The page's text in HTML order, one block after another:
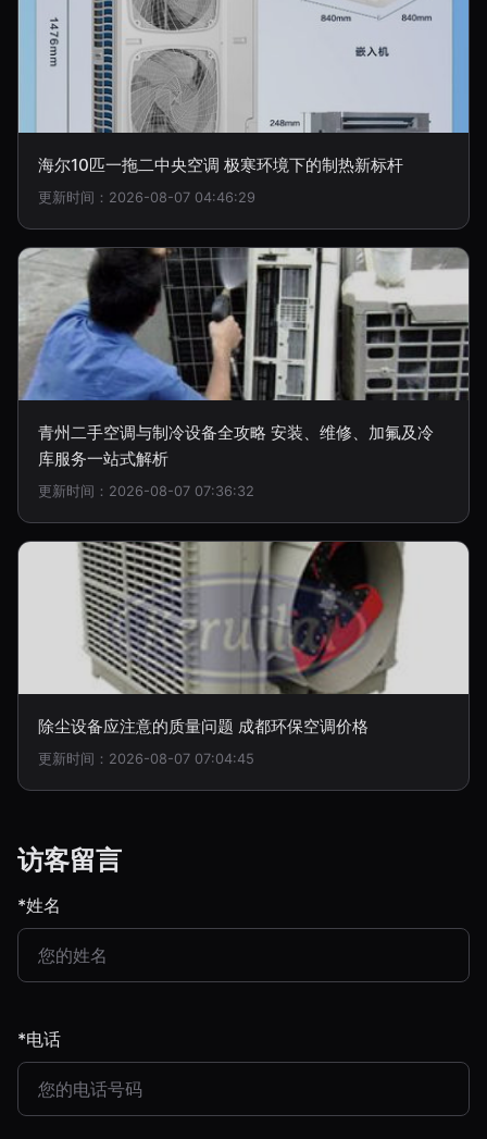
海尔10匹一拖二中央空调 极寒环境下的制热新标杆
更新时间：2026-08-07 04:46:29
青州二手空调与制冷设备全攻略 安装、维修、加氟及冷
库服务一站式解析
更新时间：2026-08-07 07:36:32
除尘设备应注意的质量问题 成都环保空调价格
更新时间：2026-08-07 07:04:45
访客留言
*姓名
*电话